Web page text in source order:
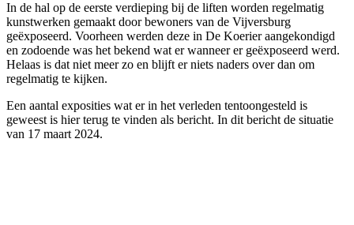
In de hal op de eerste verdieping bij de liften worden regelmatig
kunstwerken gemaakt door bewoners van de Vijversburg
geëxposeerd. Voorheen werden deze in De Koerier aangekondigd
en zodoende was het bekend wat er wanneer er geëxposeerd werd.
Helaas is dat niet meer zo en blijft er niets naders over dan om
regelmatig te kijken.
Een aantal exposities wat er in het verleden tentoongesteld is
geweest is hier terug te vinden als bericht. In dit bericht de situatie
van 17 maart 2024.